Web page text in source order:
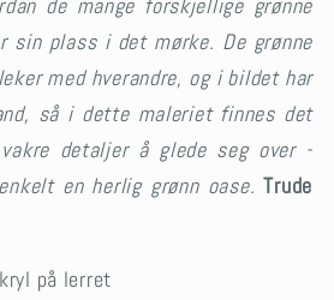
sin plass i det mørke. De grønne
med hverandre, og i bildet har
så i dette maleriet finnes det
detaljer å glede seg over -
en herlig grønn oase.Trude
på lerret